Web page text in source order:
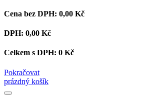
Cena bez DPH: 0,00 Kč
DPH: 0,00 Kč
Celkem s DPH: 0 Kč
Pokračovat
prázdný košík